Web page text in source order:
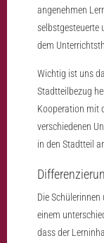
angenehmen
selbstgesteuerte
dem
Wichtig ist uns
Stadtteilbezug
Kooperation mit
verschiedenen
in den Stadtteil
Die
einem
dass der